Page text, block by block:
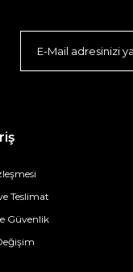
Teslimat
Güvenlik